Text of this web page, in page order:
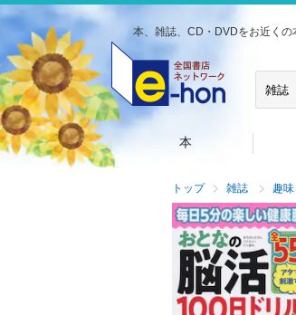
本、雑誌、CD・DVDをお近くの
本
トップ 雑誌 趣味